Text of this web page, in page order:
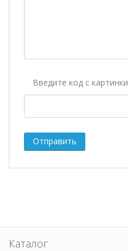
Введите код с картинки
Каталог